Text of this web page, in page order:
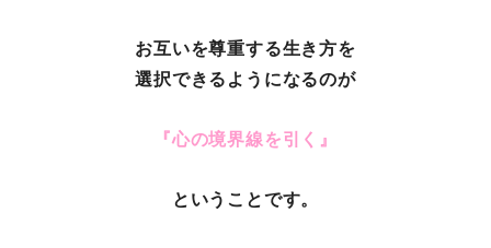
お互いを尊重する生き方を
選択できるようになるのが
『心の境界線を引く』
ということです。